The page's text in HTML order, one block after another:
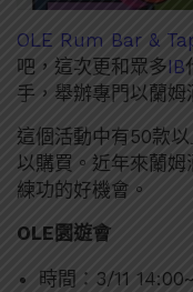
OLE Rum Bar &
吧，這次更和眾多IB
手，舉辦專門以蘭姆
這個活動中有50款
以購買。近年來蘭
練功的好機會。
OLE園遊會
時間：3/11